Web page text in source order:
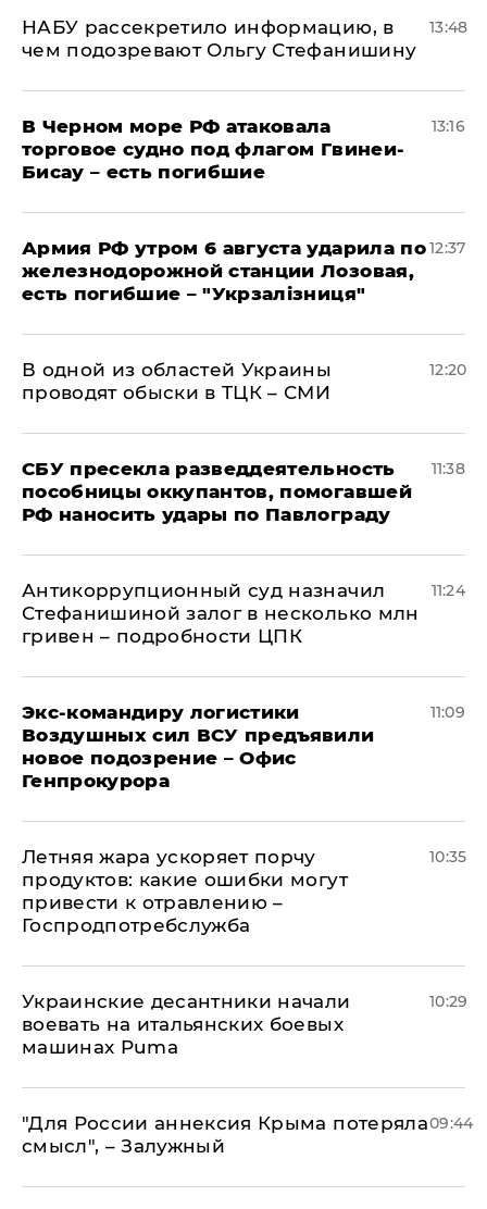
НАБУ рассекретило информацию, в
чем подозревают Ольгу Стефанишину
13:48
В Черном море РФ атаковала
торговое судно под флагом Гвинеи-
Бисау – есть погибшие
13:16
Армия РФ утром 6 августа ударила по
железнодорожной станции Лозовая,
есть погибшие – "Укрзалізниця"
12:37
В одной из областей Украины
проводят обыски в ТЦК – СМИ
12:20
СБУ пресекла разведдеятельность
пособницы оккупантов, помогавшей
РФ наносить удары по Павлограду
11:38
Антикоррупционный суд назначил
Стефанишиной залог в несколько млн
гривен – подробности ЦПК
11:24
Экс-командиру логистики
Воздушных сил ВСУ предъявили
новое подозрение – Офис
Генпрокурора
11:09
Летняя жара ускоряет порчу
продуктов: какие ошибки могут
привести к отравлению –
Госпродпотребслужба
10:35
Украинские десантники начали
воевать на итальянских боевых
машинах Puma
10:29
"Для России аннексия Крыма потеряла
смысл", – Залужный
09:44